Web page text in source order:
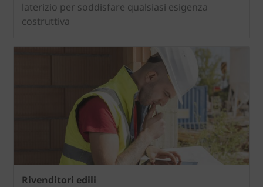
laterizio per soddisfare qualsiasi esigenza
costruttiva
Rivenditori edili